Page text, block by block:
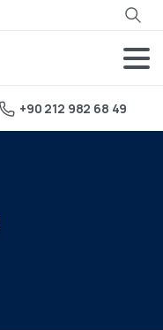
+90 212 982 68 49